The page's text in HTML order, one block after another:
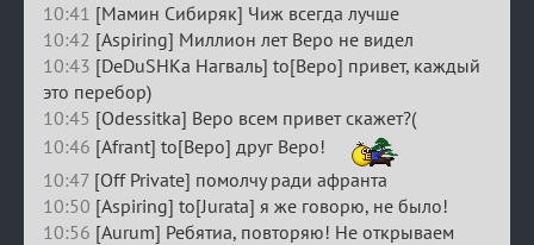
10:41 [Мамин Сибиряк] Чиж всегда лучше
10:42 [Aspiring] Миллион лет Веро не видел
10:43 [DeDuSHKa Нагваль] to[Веро] привет, каждый
это перебор)
10:45 [Odessitka] Веро всем привет скажет?(
10:46 [Afrant] to[Веро] друг Веро!
10:47 [Off Private] помолчу ради афранта
10:50 [Aspiring] to[Jurata] я же говорю, не было!
10:56 [Aurum] Ребятиа, повторяю! Не открываем